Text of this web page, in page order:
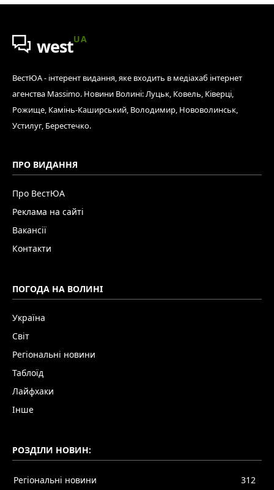
westUA
ВестЮА - інтерент видання, яке входить в медіахаб інтернет
агенства Massimo. Новини Волині: Луцьк, Ковель, Ківерці,
Рожище, Камінь-Каширський, Володимир, Нововолинськ,
Устилуг, Берестечко.
ПРО ВИДАННЯ
Про ВестЮА
Реклама на сайті
Вакансії
Контакти
ПОГОДА НА ВОЛИНІ
Україна
Світ
Регіональні новини
Таблоїд
Лайфхаки
Інше
РОЗДІЛИ НОВИН:
Регіональні новини
312